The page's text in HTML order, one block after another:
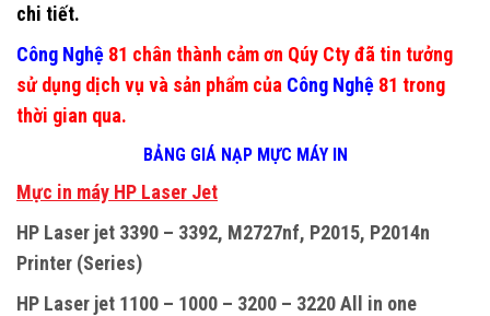
chi tiết.
Công Nghệ 81 chân thành cảm ơn Qúy Cty đã tin tưởng
sử dụng dịch vụ và sản phẩm của Công Nghệ 81 trong
thời gian qua.
BẢNG GIÁ NẠP MỰC MÁY IN
Mực in máy HP Laser Jet
HP Laser jet 3390 – 3392, M2727nf, P2015, P2014n
Printer (Series)
HP Laser jet 1100 – 1000 – 3200 – 3220 All in one